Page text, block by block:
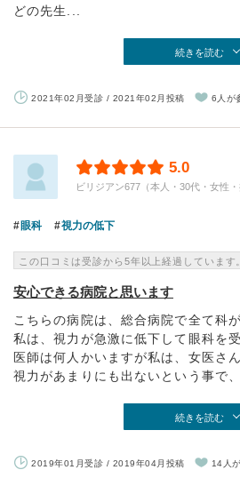
どの先生...
続きを読む
2021年02月受診 / 2021年02月投稿 6人が
5.0
ビリジアン677（本人・30代・女性・
眼科 視力の低下
この口コミは受診から5年以上経過しています
安心できる病院と思います
こちらの病院は、総合病院で全て科
私は、視力が急激に低下して眼科を
医師は何人かいますが私は、女医さ
視力があまりにも出ないという事で
続きを読む
2019年01月受診 / 2019年04月投稿 14人